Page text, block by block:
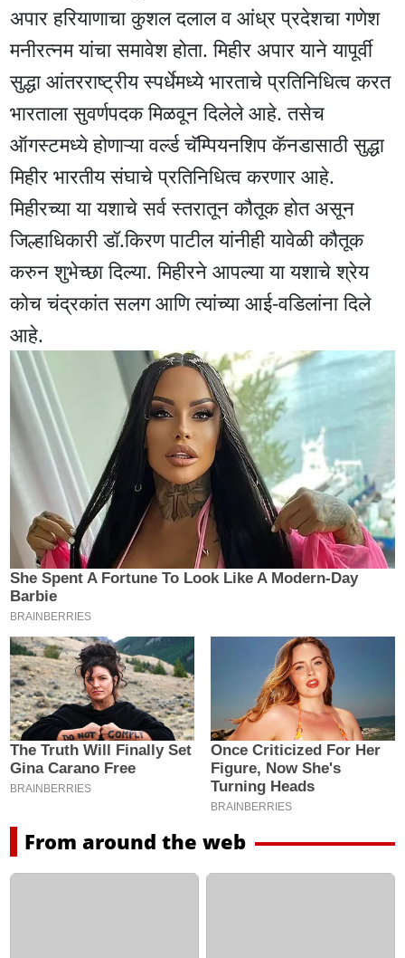
अपार हरियाणाचा कुशल दलाल व आंध्र प्रदेशचा गणेश
मनीरत्नम यांचा समावेश होता. मिहीर अपार याने यापूर्वी
सुद्धा आंतरराष्ट्रीय स्पर्धेमध्ये भारताचे प्रतिनिधित्व करत
भारताला सुवर्णपदक मिळवून दिलेले आहे. तसेच
ऑगस्टमध्ये होणाऱ्या वर्ल्ड चॅम्पियनशिप कॅनडासाठी सुद्धा
मिहीर भारतीय संघाचे प्रतिनिधित्व करणार आहे.
मिहीरच्या या यशाचे सर्व स्तरातून कौतूक होत असून
जिल्हाधिकारी डॉ.किरण पाटील यांनीही यावेळी कौतूक
करुन शुभेच्छा दिल्या. मिहीरने आपल्या या यशाचे श्रेय
कोच चंद्रकांत सलग आणि त्यांच्या आई-वडिलांना दिले
आहे.
From around the web